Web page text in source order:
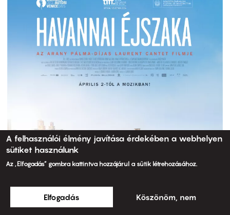
A felhasználói élmény javítása érdekében a webhelyen
sütiket használunk
Az „Elfogadás” gombra kattintva hozzájárul a sütik létrehozásához.
Elfogadás Köszönöm, nem